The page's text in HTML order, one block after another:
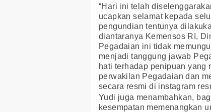
“Hari ini telah
ucapkan selamat kepada
pengundian tentunya
diantaranya Kemensos RI,
Pegadaian ini tidak
menjadi tanggung jawab
hati terhadap penipuan yang
perwakilan Pegadaian dan
secara resmi di instagram
Yudi juga menambahkan,
kesempatan memenangkan